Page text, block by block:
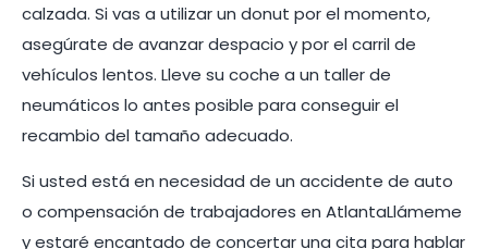
calzada. Si vas a utilizar un donut por el momento,
asegúrate de avanzar despacio y por el carril de
vehículos lentos. Lleve su coche a un taller de
neumáticos lo antes posible para conseguir el
recambio del tamaño adecuado.
Si usted está en necesidad de un accidente de auto
o compensación de trabajadores en AtlantaLlámeme
y estaré encantado de concertar una cita para hablar